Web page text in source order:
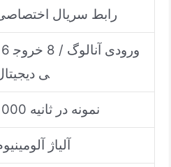
رابط سریال
16 ورودی
ی
1000 نمونه در ثانیه
آلیاژ